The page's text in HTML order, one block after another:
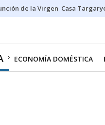
de la Virgen Casa
ECONOMÍA DOMÉSTICA